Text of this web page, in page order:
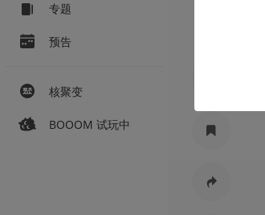
专题
预告
核聚变
BOOOM 试玩中